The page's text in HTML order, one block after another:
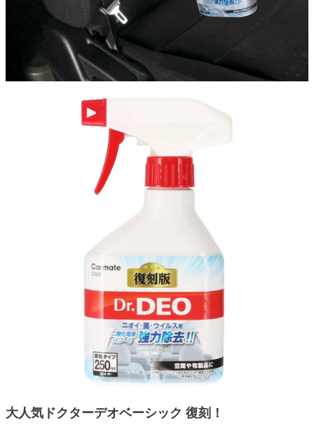
大人気ドクターデオベーシック 復刻！